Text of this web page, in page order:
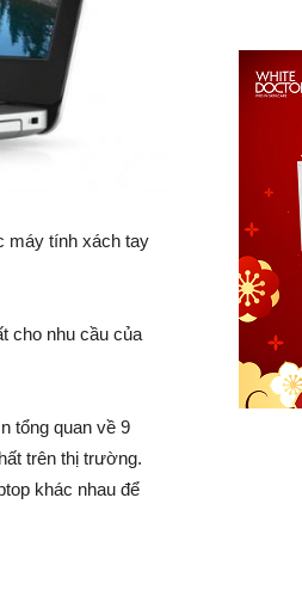
máy tính xách tay
cho nhu cầu của
tổng quan về 9
trên thị trường.
khác nhau để